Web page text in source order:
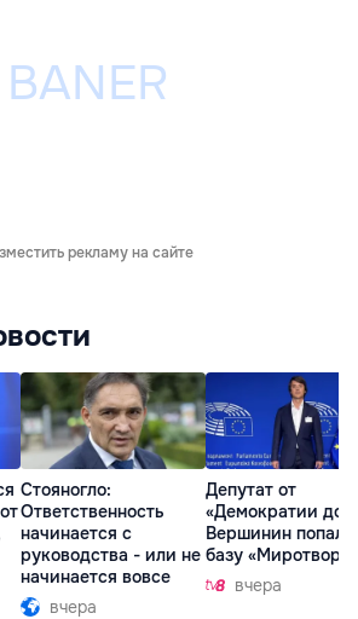
рекламу на сайте
Стояногло:
Ответственность
начинается с
руководства - или не
начинается вовсе
вчера
Депутат от
«Демократии
Вершинин попал в
базу
вчера